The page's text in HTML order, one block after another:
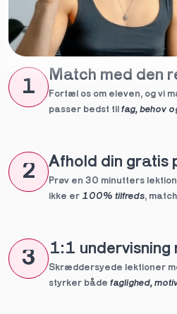
1
Match med den
Fortæl os om eleven, og vi
passer bedst til fag, behov
2 Afhold din gratis
Prøv en 30 minutters
ikke er 100% tilfreds,
3 1:1 undervisning
Skræddersyede lektioner
styrker både faglighed,